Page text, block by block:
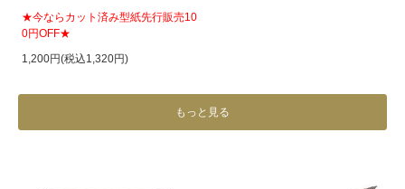
★今ならカット済み型紙先行販売10
0円OFF★
1,200円(税込1,320円)
もっと見る